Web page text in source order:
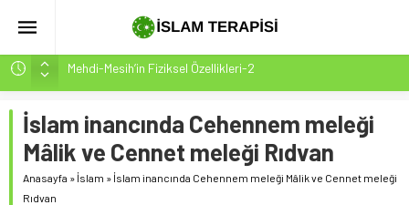
Mehdi-Mesih’in Fiziksel Özellikleri-2
Hakikatin Nihai Ölçüsü: Kur’an-ı Kerim’in Önceki Kitapları
Tasdiki ve Tahrifleri Arındırması
Peygamber Müjdesi Mehdi Mesih’in Gelişi Kitabımız
26.07.2026 Tarihinde Güncellenmiştir(ÇOK ÖNEMLİ)
İsrâ Sûresi(17) 1. Ayet’in 7 Dilde Yazılışı
İslam inancında Cehennem meleği
Mâlik ve Cennet meleği Rıdvan
Anasayfa » İslam » İslam inancında Cehennem meleği Mâlik ve Cennet meleği
Rıdvan